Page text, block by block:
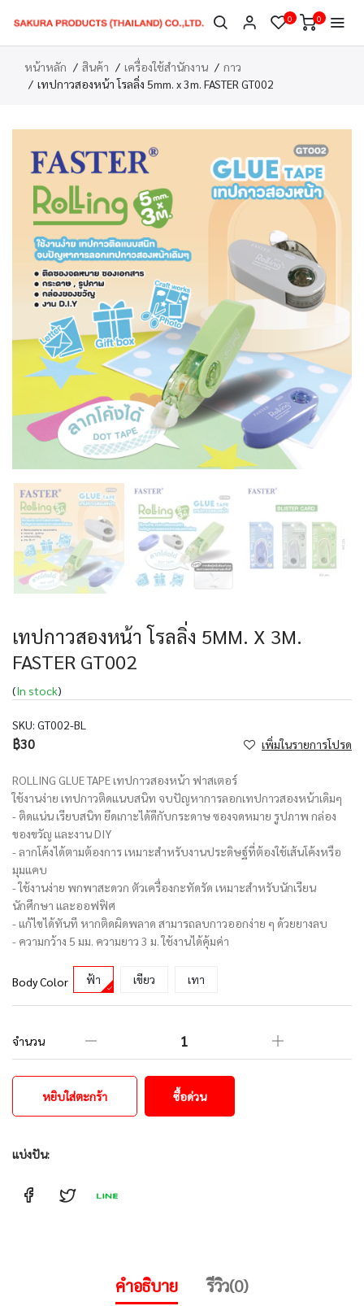
0 0
หน้าหลัก สินค้า เครื่องใช้สำนักงาน
กาว
เทปกาวสองหน้า โรลลิ่ง 5mm. x 3m. FASTER GT002
เทปกาวสองหน้า โรลลิ่ง 5MM. X 3M.
FASTER GT002
(In stock)
SKU: GT002-BL
฿30 เพิ่มในรายการโปรด
ROLLING GLUE TAPE เทปกาวสองหน้า ฟาสเตอร์
ใช้งานง่าย เทปกาวติดแนบสนิท จบปัญหาการลอกเทปกาวสองหน้าเดิมๆ
- ติดแน่น เรียบสนิท ยึดเกาะได้ดีกับกระดาษ ซองจดหมาย รูปภาพ กล่อง
ของขวัญ และงาน DIY
- ลากโค้งได้ตามต้องการ เหมาะสำหรับงานประดิษฐ์ที่ต้องใช้เส้นโค้งหรือ
มุมแคบ
- ใช้งานง่าย พกพาสะดวก ตัวเครื่องกะทัดรัด เหมาะสำหรับนักเรียน
นักศึกษา และออฟฟิศ
- แก้ไขได้ทันที หากติดผิดพลาด สามารถลบกาวออกง่าย ๆ ด้วยยางลบ
- ความกว้าง 5 มม. ความยาว 3 ม. ใช้งานได้คุ้มค่า
Body Color ฟ้า เขียว เทา
จำนวน
หยิบใส่ตะกร้า ซื้อด่วน
แบ่งปัน:
คำอธิบาย รีวิว(0)